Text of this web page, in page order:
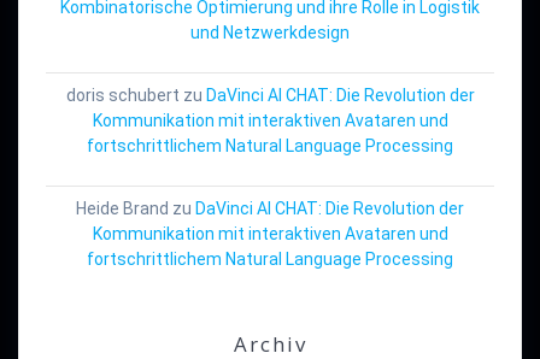
Kombinatorische Optimierung und ihre Rolle in Logistik
und Netzwerkdesign
doris schubert zu DaVinci AI CHAT: Die Revolution der
Kommunikation mit interaktiven Avataren und
fortschrittlichem Natural Language Processing
Heide Brand zu DaVinci AI CHAT: Die Revolution der
Kommunikation mit interaktiven Avataren und
fortschrittlichem Natural Language Processing
Archiv